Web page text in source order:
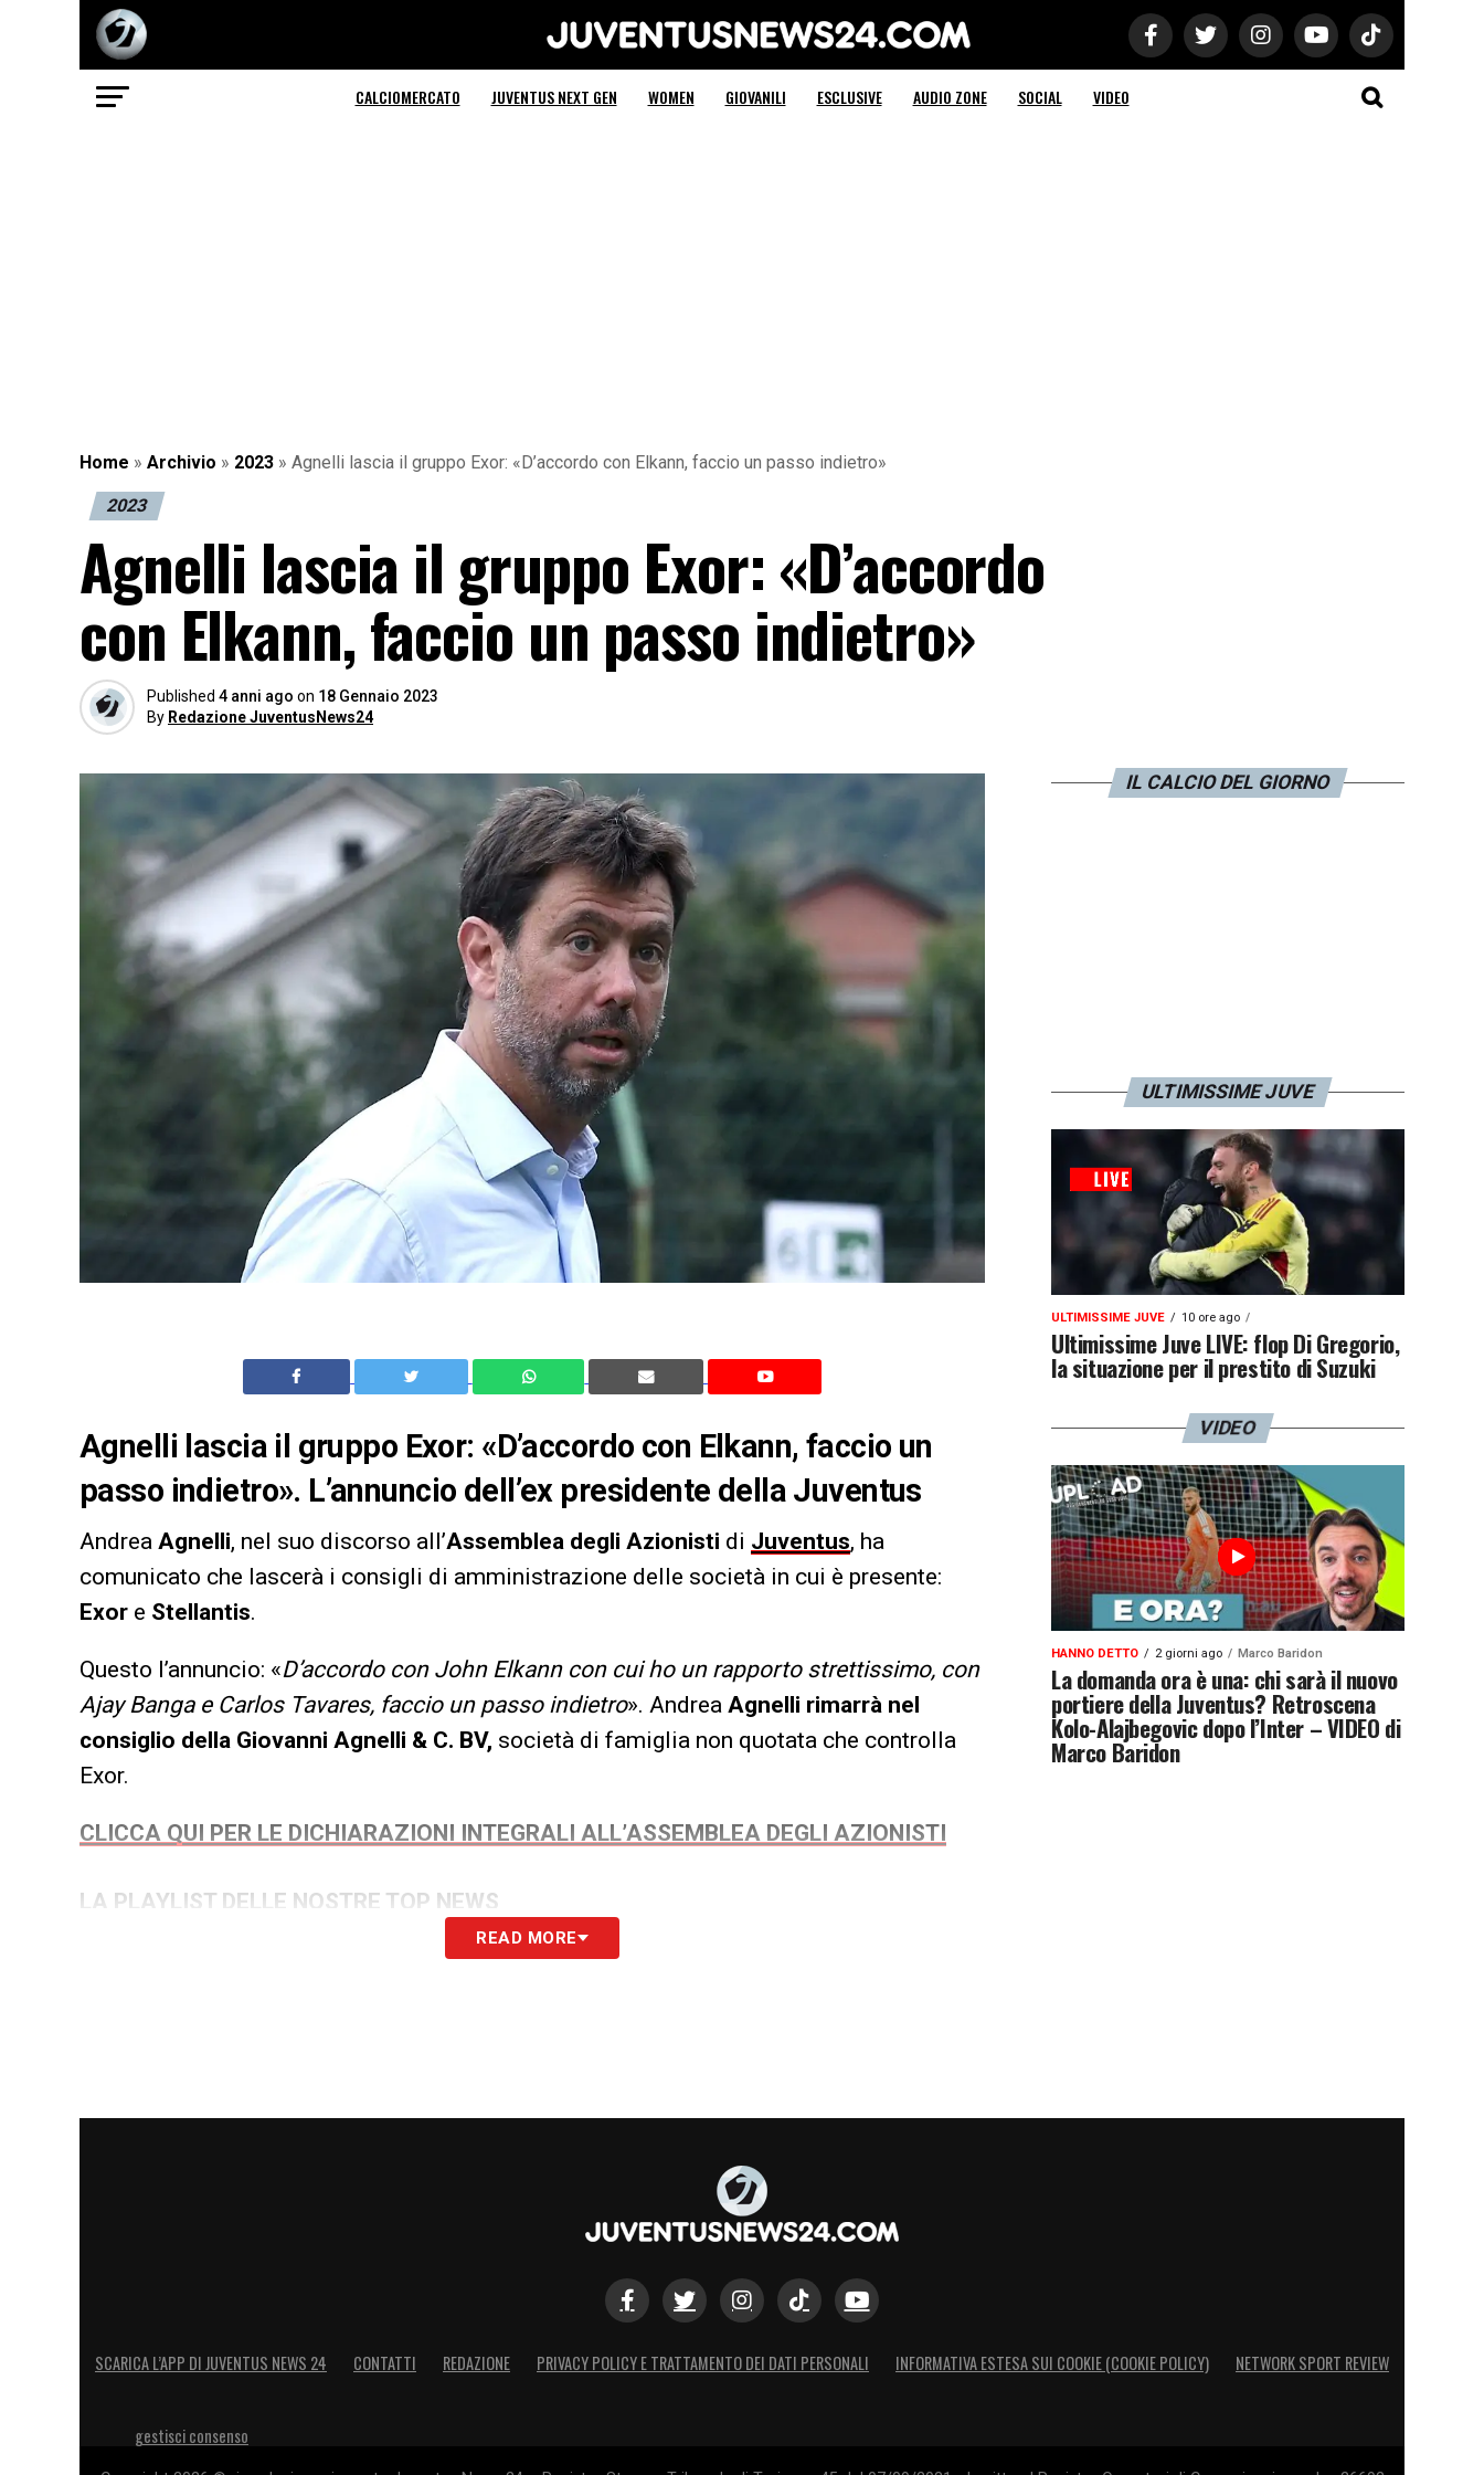
Juventus News 24
CALCIOMERCATO JUVENTUS NEXT GEN WOMEN GIOVANILI ESCLUSIVE AUDIO ZONE SOCIAL VIDEO
Home » Archivio » 2023 » Agnelli lascia il gruppo Exor: «D’accordo con Elkann, faccio un passo indietro»
2023
Agnelli lascia il gruppo Exor: «D’accordo
con Elkann, faccio un passo indietro»
Published 4 anni ago on 18 Gennaio 2023
By Redazione JuventusNews24
Agnelli lascia il gruppo Exor: «D’accordo con Elkann, faccio un
passo indietro». L’annuncio dell’ex presidente della Juventus
Andrea Agnelli, nel suo discorso all’Assemblea degli Azionisti di Juventus, ha
comunicato che lascerà i consigli di amministrazione delle società in cui è presente:
Exor e Stellantis.
Questo l’annuncio: «D’accordo con John Elkann con cui ho un rapporto strettissimo, con
Ajay Banga e Carlos Tavares, faccio un passo indietro». Andrea Agnelli rimarrà nel
consiglio della Giovanni Agnelli & C. BV, società di famiglia non quotata che controlla
Exor.
CLICCA QUI PER LE DICHIARAZIONI INTEGRALI ALL’ASSEMBLEA DEGLI AZIONISTI
LA PLAYLIST DELLE NOSTRE TOP NEWS
READ MORE
IL CALCIO DEL GIORNO
ULTIMISSIME JUVE
ULTIMISSIME JUVE 10 ore ago
Ultimissime Juve LIVE: flop Di Gregorio,
la situazione per il prestito di Suzuki
VIDEO
HANNO DETTO 2 giorni ago Marco Baridon
La domanda ora è una: chi sarà il nuovo
portiere della Juventus? Retroscena
Kolo-Alajbegovic dopo l’Inter – VIDEO di
Marco Baridon
SCARICA L’APP DI JUVENTUS NEWS 24 CONTATTI REDAZIONE PRIVACY POLICY E TRATTAMENTO DEI DATI PERSONALI INFORMATIVA ESTESA SUI COOKIE (COOKIE POLICY) NETWORK SPORT REVIEW
gestisci consenso